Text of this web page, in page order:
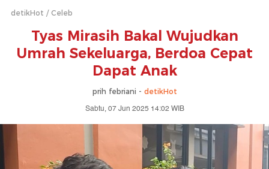
detikHot Celeb
Tyas Mirasih Bakal Wujudkan
Umrah Sekeluarga, Berdoa Cepat
Dapat Anak
prih febriani - detikHot
Sabtu, 07 Jun 2025 14:02 WIB